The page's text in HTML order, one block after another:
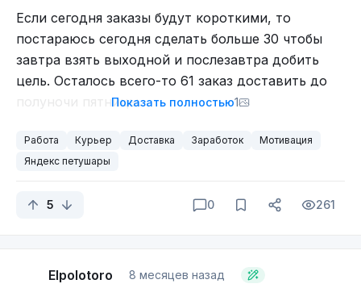
Если сегодня заказы будут короткими, то
постараюсь сегодня сделать больше 30 чтобы
завтра взять выходной и послезавтра добить
цель. Осталось всего-то 61 заказ доставить до
полуночи пятницы.Показать полностью1
Работа Курьер Доставка Заработок
Мотивация
Яндекс петушары
5 0 261
Elpolotoro 8 месяцев назад